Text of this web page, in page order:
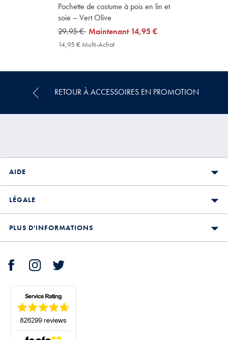
Pochette de costume à pois en lin et
soie – Vert Olive
was
29,95
29,95 € now
14,95
Maintenant 14,95 €
14,95 € Multi-Achat
Achat
RETOUR À ACCESSOIRES EN PROMOTION
AIDE
LÉGALE
PLUS D'INFORMATIONS